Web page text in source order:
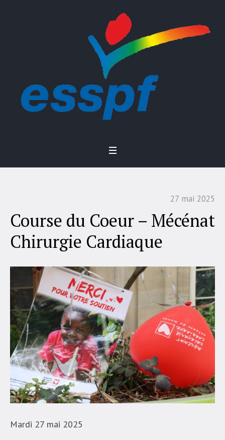
27 mai 2025
Course du Coeur – Mécénat
Chirurgie Cardiaque
Mardi 27 mai 2025